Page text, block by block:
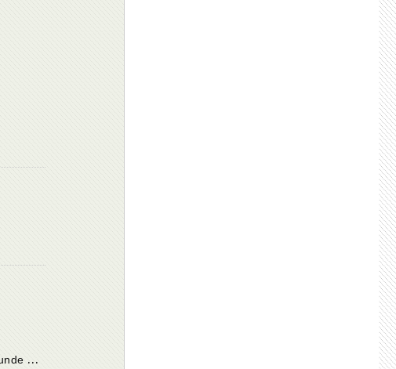
K
ap. 1. Ein schöner Ferientag in der Zeit der Weinlese ist es, an dem sich Cyprian mit seinem Freunde Donatus an einem idyllischen Ruheplätzchen in seinen Gärten niederläßt, um ihm sein übervolles Herz auszuschütten.